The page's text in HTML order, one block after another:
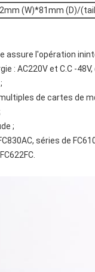
(W)*81mm (D)/
l'opération
: AC220V et C.C -
de cartes de
;
séries de